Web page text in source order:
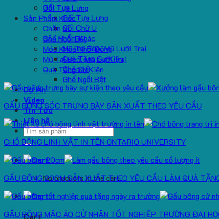
Gối Tựa
Gối Tựa Lưng
Gối Chữ U
Sản Phẩm Khác
Mũ Tai Bèo, Mũ Lưỡi Trai
Quà Tặng Sự Kiện
Chăn Nỉ
Ghế Ngồi Bệt
Dự Án
Video
Tin Tức
Liên hệ
Search
for:
No products in the cart.
Cart
Gối Tựa Lưng
Sản Phẩm Khác
Chăn Nỉ
Ghế Ngồi Bệt
Móc Khoá Nhồi Bông
Mũ Tai Bèo, Mũ Lưỡi Trai
Quà Tặng Sự Kiện
GẤU BÔNG SÓC TRƯNG BÀY SẢN XUẤT THEO YÊU CẦU
CHÓ BÔNG LINH VẬT IN TÊN ONTARIO UNIVERSITY
GẤU BÔNG 20CM SẢN XUẤT THEO YÊU CẦU LÀM QUÀ
GẤU BÔNG MẶC ÁO CỬ NHÂN TỐT NGHIỆP TRƯỜNG ĐẠI